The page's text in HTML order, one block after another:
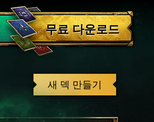
무료 다운로드
새 덱 만들기